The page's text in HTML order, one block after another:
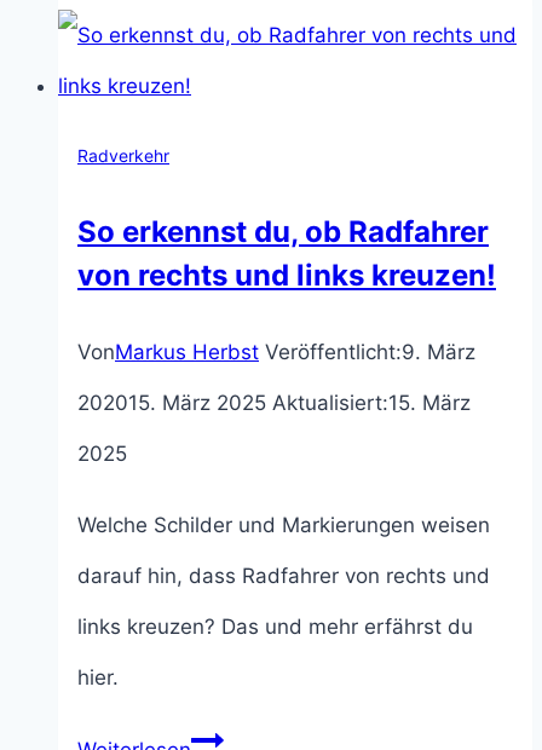
den
Radverkehr:
Radverkehr
So erkennst du, ob Radfahrer
von rechts und links kreuzen!
VonMarkus Herbst Veröffentlicht:9. März
202015. März 2025 Aktualisiert:15. März
2025
Welche Schilder und Markierungen weisen
darauf hin, dass Radfahrer von rechts und
links kreuzen? Das und mehr erfährst du
hier.